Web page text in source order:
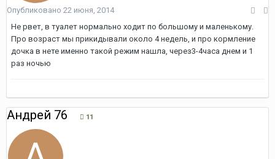
Опубликовано 22 июня, 2014
Не рвет, в туалет нормально ходит по большому и маленькому.
Про возраст мы прикидывали около 4 недель, и про кормление
дочка в нете именно такой режим нашла, через3-4часа днем и 1
раз ночью
Андрей 76 11